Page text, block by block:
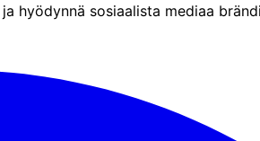
hyödynnä sosiaalista mediaa